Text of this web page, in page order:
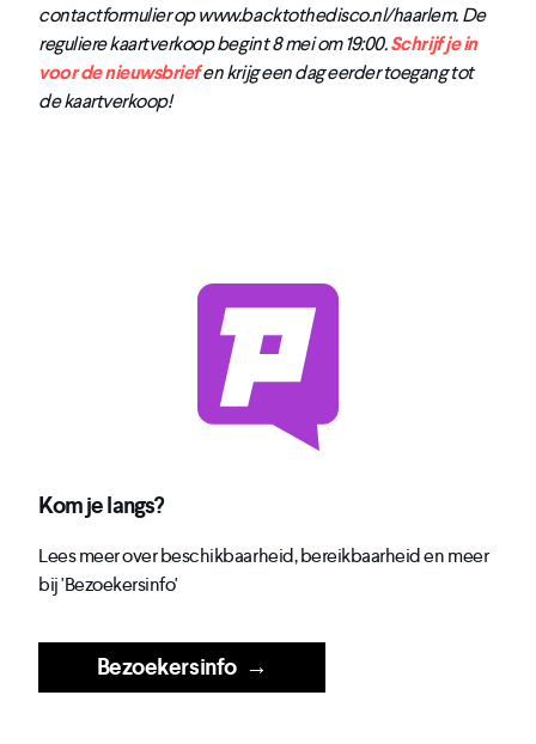
contactformulier op www.backtothedisco.nl/haarlem. De
reguliere kaartverkoop begint 8 mei om 19:00.Schrijf je in
voor de nieuwsbriefen krijg een dag eerder toegang tot
de kaartverkoop!
Kom je langs?
Lees meer over beschikbaarheid, bereikbaarheid en meer
bij 'Bezoekersinfo'
Bezoekersinfo→